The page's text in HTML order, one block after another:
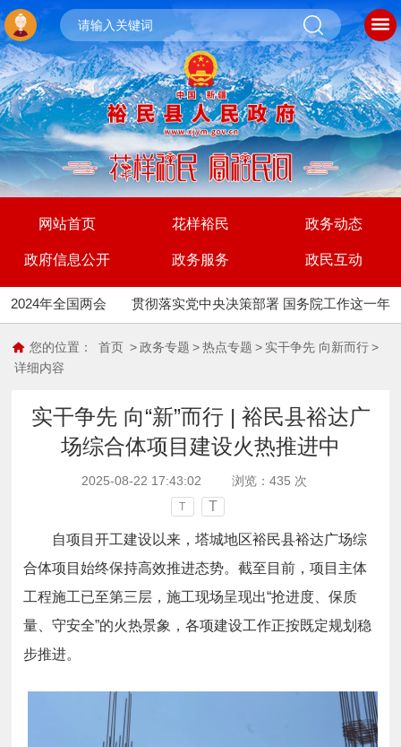
网站首页 花样裕民 政务动态
政府信息公开 政务服务 政民互动
2024年全国两会 贯彻落实党中央决策部署 国务院工作这一年
您的位置： 首页 > 政务专题 > 热点专题 > 实干争先 向新而行 >
详细内容
实干争先 向“新”而行 | 裕民县裕达广
场综合体项目建设火热推进中
2025-08-22 17:43:02 浏览： 435 次
T T
自项目开工建设以来，塔城地区裕民县裕达广场综
合体项目始终保持高效推进态势。截至目前，项目主体
工程施工已至第三层，施工现场呈现出“抢进度、保质
量、守安全”的火热景象，各项建设工作正按既定规划稳
步推进。